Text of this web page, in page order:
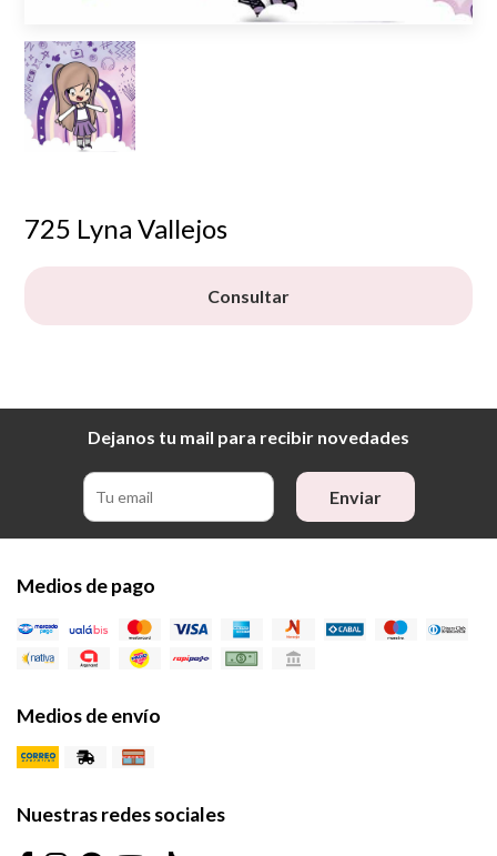
725 Lyna Vallejos
Consultar
Dejanos tu mail para recibir novedades
Enviar
Medios de pago
Medios de envío
Nuestras redes sociales